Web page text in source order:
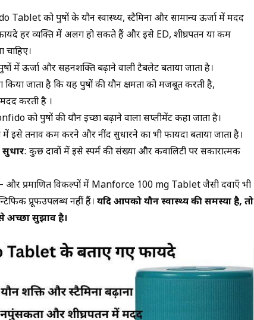
को पुरुषों के यौन स्वास्थ्य, स्टैमिना और सामान्य ऊर्जा में मदद
फायदे हर व्यक्ति में अलग हो सकते हैं और इसे ED, शीघ्रपतन या कम
चाहिए।
में ऊर्जा और सहनशक्ति बढ़ाने वाली टैबलेट बताया जाता है।
किया जाता है कि यह पुरुषों की यौन क्षमता को मजबूत करती है,
करती है ।
को पुरुषों की यौन इच्छा बढ़ाने वाला सप्लीमेंट कहा जाता है।
में इसे तनाव कम करने और नींद सुधारने का भी फायदा बताया जाता है।
सुधार: कुछ दावों में इसे स्पर्म की संख्या और कवालिटी पर सकारात्मक
और प्रमाणित विकल्पों में Manforce 100 mg Tabletजैसी दवाएँ भी
प्रूफउपलब्ध नहीं हैं। यदि आपको यौन स्वास्थ्य की समस्या है, तो
अच्छा सुझाव है।